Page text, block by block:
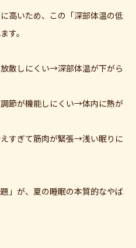
高いため、この「深部体温の低
す。
散しにくい→深部体温が下がら
節が機能しにくい→体内に熱が
すぎて筋肉が緊張→浅い眠りに
」が、夏の睡眠の本質的なやば